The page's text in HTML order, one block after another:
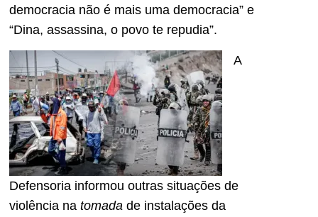
democracia não é mais uma democracia” e
“Dina, assassina, o povo te repudia”.
A
Defensoria informou outras situações de
violência na tomada de instalações da